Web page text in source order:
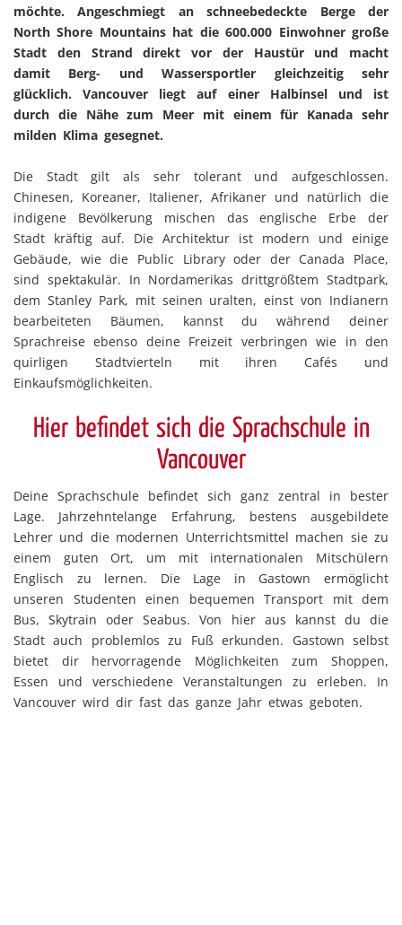
möchte. Angeschmiegt an schneebedeckte Berge der
North Shore Mountains hat die 600.000 Einwohner große
Stadt den Strand direkt vor der Haustür und macht
damit Berg- und Wassersportler gleichzeitig sehr
glücklich. Vancouver liegt auf einer Halbinsel und ist
durch die Nähe zum Meer mit einem für Kanada sehr
milden Klima gesegnet.
Die Stadt gilt als sehr tolerant und aufgeschlossen.
Chinesen, Koreaner, Italiener, Afrikaner und natürlich die
indigene Bevölkerung mischen das englische Erbe der
Stadt kräftig auf. Die Architektur ist modern und einige
Gebäude, wie die Public Library oder der Canada Place,
sind spektakulär. In Nordamerikas drittgrößtem Stadtpark,
dem Stanley Park, mit seinen uralten, einst von Indianern
bearbeiteten Bäumen, kannst du während deiner
Sprachreise ebenso deine Freizeit verbringen wie in den
quirligen Stadtvierteln mit ihren Cafés und
Einkaufsmöglichkeiten.
Hier befindet sich die Sprachschule in
Vancouver
Deine Sprachschule befindet sich ganz zentral in bester
Lage. Jahrzehntelange Erfahrung, bestens ausgebildete
Lehrer und die modernen Unterrichtsmittel machen sie zu
einem guten Ort, um mit internationalen Mitschülern
Englisch zu lernen. Die Lage in Gastown ermöglicht
unseren Studenten einen bequemen Transport mit dem
Bus, Skytrain oder Seabus. Von hier aus kannst du die
Stadt auch problemlos zu Fuß erkunden. Gastown selbst
bietet dir hervorragende Möglichkeiten zum Shoppen,
Essen und verschiedene Veranstaltungen zu erleben. In
Vancouver wird dir fast das ganze Jahr etwas geboten.